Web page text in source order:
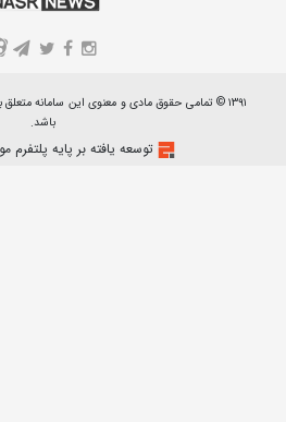
۱۳۹۱ © تمامی حقوق مادی و معنوی این سامانه
باشد.
توسعه یافته بر پایه پلتفرم